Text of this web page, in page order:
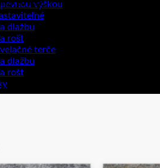
výškou
dlažbu
rošt
terče
dlažbu
rošt
hmoty
ochrana
8,64